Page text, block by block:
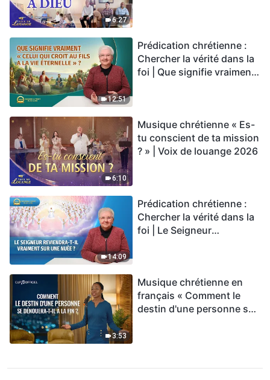
6:27
12:51
Prédication chrétienne :
Chercher la vérité dans la
foi | Que signifie vraiment
6:10
Musique chrétienne « Es-
tu conscient de ta mission
? » | Voix de louange 2026
14:09
Prédication chrétienne :
Chercher la vérité dans la
foi | Le Seigneur
3:53
Musique chrétienne en
français « Comment le
destin d'une personne se